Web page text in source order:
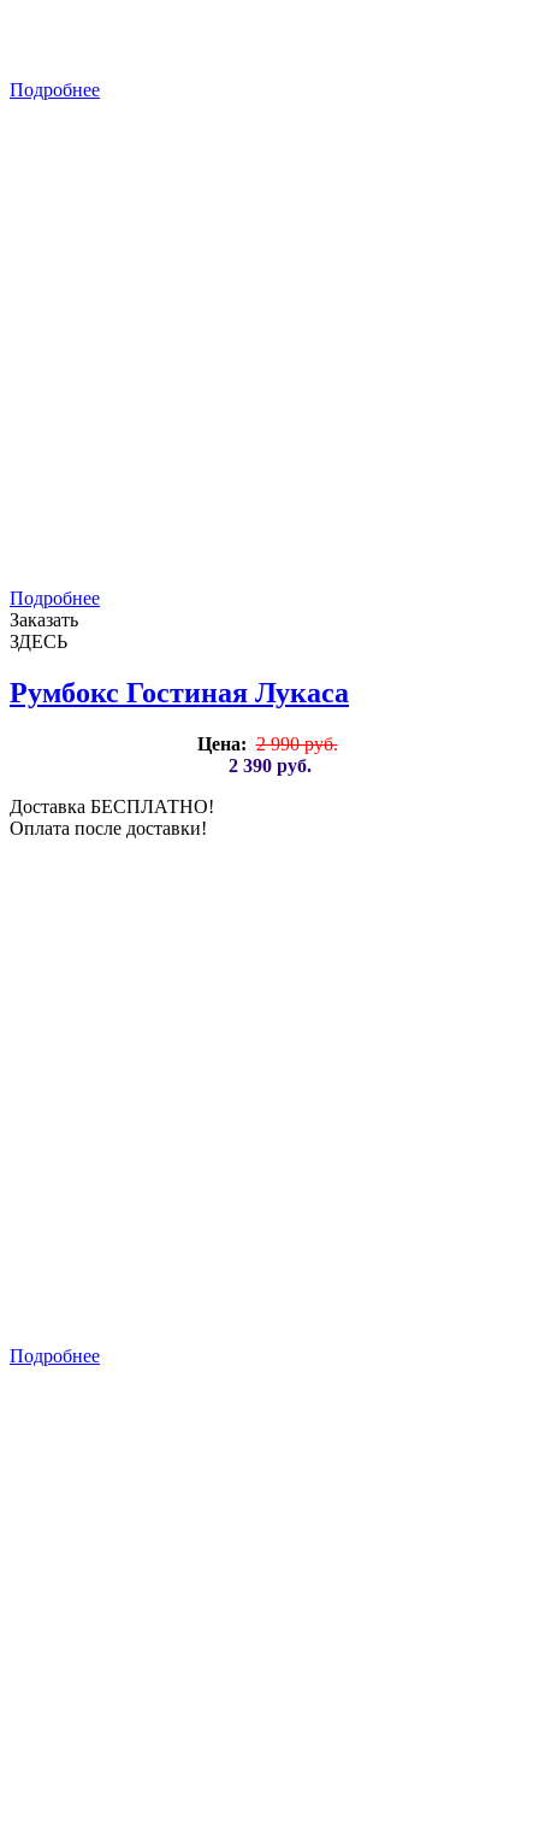
Подробнее
Подробнее
Заказать
ЗДЕСЬ
Румбокс Гостиная Лукаса
Цена: 2 990 руб.
2 390 руб.
Доставка БЕСПЛАТНО!
Оплата после доставки!
Подробнее